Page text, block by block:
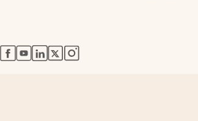
abre en nueva pestaña
abre en nueva pestaña
abre en nueva pestaña
abre en nueva pestaña
abre en nueva pestaña